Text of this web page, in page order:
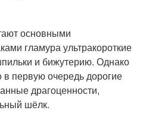
основными
гламура ультракороткие
и бижутерию. Однако
первую очередь дорогие
драгоценности,
шёлк.